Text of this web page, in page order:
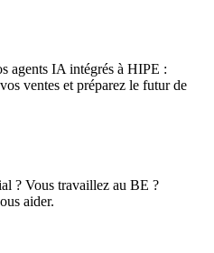
agents IA intégrés à HIPE :
ventes et préparez le futur de
? Vous travaillez au BE ?
aider.